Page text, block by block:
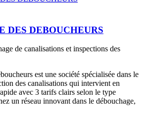
DES DEBOUCHEURS
de canalisations et inspections des
est une société spécialisée dans le
des canalisations qui intervient en
avec 3 tarifs clairs selon le type
un réseau innovant dans le débouchage,